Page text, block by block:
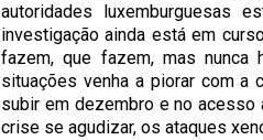
autoridades luxemburguesas
investigação ainda está em
fazem, que fazem, mas
situações venha a piorar com a
subir em dezembro e no acesso
crise se agudizar, os ataques